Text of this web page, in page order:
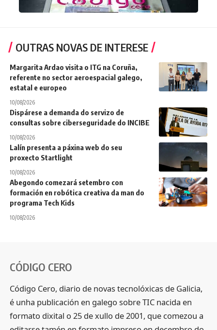
OUTRAS NOVAS DE INTERESE
Margarita Ardao visita o ITG na Coruña,
referente no sector aeroespacial galego,
estatal e europeo
10/08/2026
Dispárese a demanda do servizo de
consultas sobre ciberseguridade do INCIBE
10/08/2026
Lalín presenta a páxina web do seu
proxecto Startlight
10/08/2026
Abegondo comezará setembro con
formación en robótica creativa da man do
programa Tech Kids
10/08/2026
CÓDIGO CERO
Código Cero, diario de novas tecnolóxicas de Galicia,
é unha publicación en galego sobre TIC nacida en
formato dixital o 25 de xullo de 2001, que comezou a